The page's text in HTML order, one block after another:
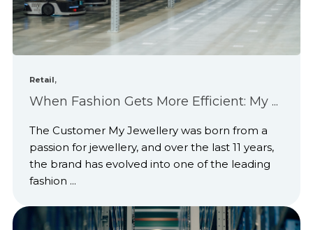
Retail,
When Fashion Gets More Efficient: My ...
The Customer My Jewellery was born from a
passion for jewellery, and over the last 11 years,
the brand has evolved into one of the leading
fashion ...